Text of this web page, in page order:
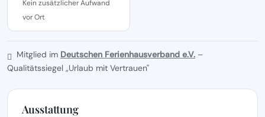
Kein zusätzlicher Aufwand
vor Ort
Mitglied im Deutschen Ferienhausverband e.V. –
Qualitätssiegel „Urlaub mit Vertrauen"
Ausstattung